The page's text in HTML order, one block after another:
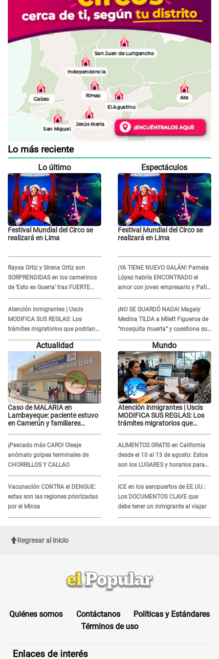
Lo más reciente
Lo último
Festival Mundial del Circo se
realizará en Lima
Raysa Ortiz y Sirena Ortiz son
SORPRENDIDAS en los camerinos
de ‘Esto es Guerra’ tras FUERTE
ENFRENTAMIENTO con Gabriel
Moisés: “Gracias”
Atención inmigrantes | Uscis
MODIFICA SUS REGLAS: Los
trámites migratorios que podrían
necesitar tu prueba de ADN
Espectáculos
Festival Mundial del Circo se
realizará en Lima
¡YA TIENE NUEVO GALÁN! Pamela
López habría ENCONTRADO el
amor con joven empresario y Pati
Lorena la ECHA en VIVO
¡NO SE GUARDÓ NADA! Magaly
Medina TILDA a Milett Figueroa de
“mosquita muerta” y cuestiona su
RECONCILIACIÓN con Marcelo
Tinelli en TV argentina
Actualidad
Caso de MALARIA en
Lambayeque: paciente estuvo
en Camerún y familiares
¡Pescado más CARO! Oleaje
anómalo golpea terminales de
CHORRILLOS Y CALLAO
Vacunación CONTRA el DENGUE:
estas son las regiones priorizadas
por el Minsa
Mundo
Atención inmigrantes | Uscis
MODIFICA SUS REGLAS: Los
trámites migratorios que
ALIMENTOS GRATIS en California
desde el 10 al 13 de agosto: Estos
son los LUGARES y horarios para
recibir la ayuda
ICE en los aeropuertos de EE.UU.:
Los DOCUMENTOS CLAVE que
debe tener un inmigrante al viajar
Regresar al inicio
Quiénes somos Contáctanos
Políticas y Estándares
Términos de uso
Enlaces de interés